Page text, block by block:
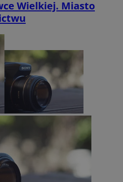
Wielkiej. Miasto